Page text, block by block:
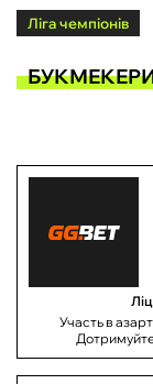
Ліга чемпіонів
Участь в